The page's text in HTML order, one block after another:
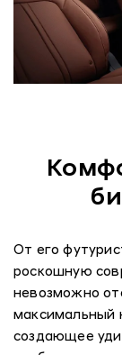
От его
роскошную
невозможно
максимальный
создающее